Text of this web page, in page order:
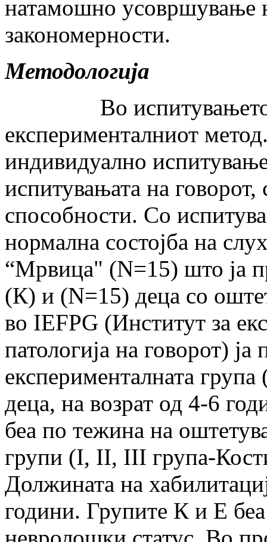
натамошно усовршување
закономерности.
Методологија
Во испитувањето
експерименталниот
индивидуално
испитувањата на говорот,
способности. Со
нормална состојба на
“Мрвица" (N=15) што ја
(К) и (N=15) деца со
во IEFPG (Институт за
патологија на говорот) ја
експерименталната
деца, на возрат од 4-6
беа по тежина на
групи (I, II, III група-
Должината на
години. Групите К и Е